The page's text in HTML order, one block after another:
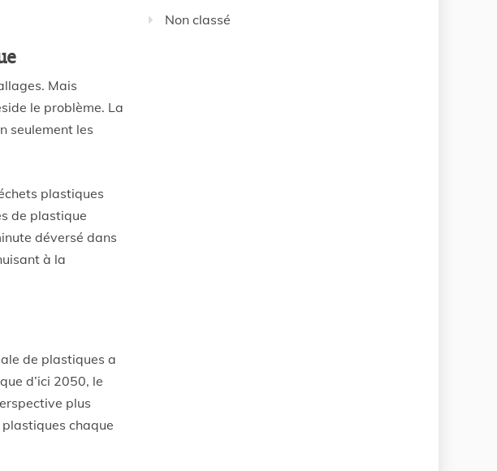
Mais
le problème. La
seulement les
plastiques
de plastique
déversé dans
à la
de plastiques a
d’ici 2050, le
plus
chaque
Non classé